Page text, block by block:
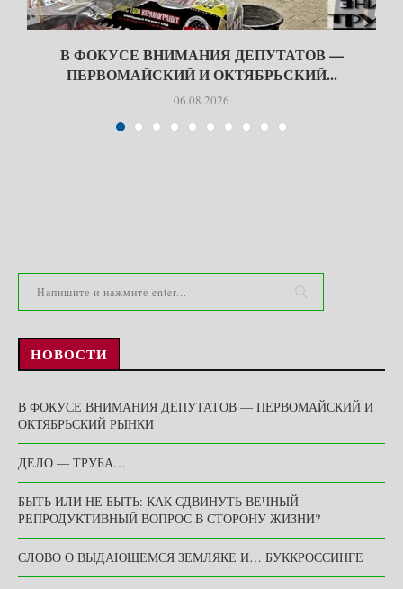
В ФОКУСЕ ВНИМАНИЯ ДЕПУТАТОВ —
ПЕРВОМАЙСКИЙ И ОКТЯБРЬСКИЙ...
06.08.2026
НОВОСТИ
В ФОКУСЕ ВНИМАНИЯ ДЕПУТАТОВ — ПЕРВОМАЙСКИЙ И
ОКТЯБРЬСКИЙ РЫНКИ
ДЕЛО — ТРУБА…
БЫТЬ ИЛИ НЕ БЫТЬ: КАК СДВИНУТЬ ВЕЧНЫЙ
РЕПРОДУКТИВНЫЙ ВОПРОС В СТОРОНУ ЖИЗНИ?
СЛОВО О ВЫДАЮЩЕМСЯ ЗЕМЛЯКЕ И… БУККРОССИНГЕ